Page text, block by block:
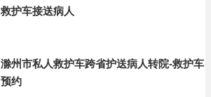
救护车接送病人
滁州市私人救护车跨省护送病人转院-救护车
预约